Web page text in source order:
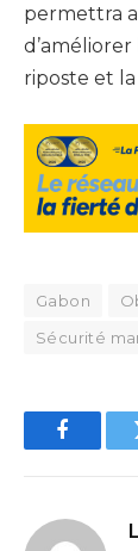
permettra
riposte et
Gabon
Sécurité